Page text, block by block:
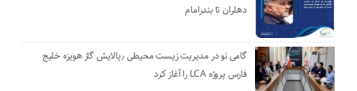
دهلران تا بندرامام
گامی نو در مدیریت زیست ‌محیطی ٫پالایش گاز هویزه خلیج
‌فارس پروژه LCA را آغاز کرد